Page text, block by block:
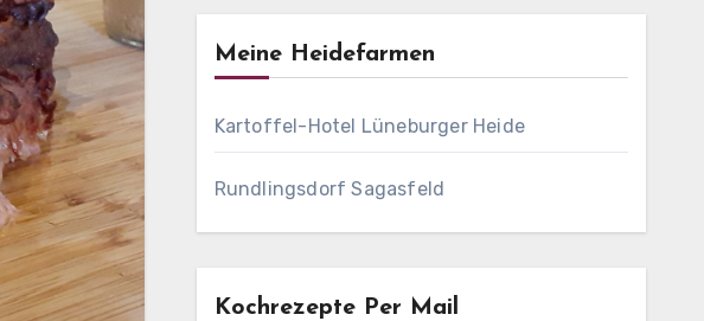
Meine Heidefarmen
Kartoffel-Hotel Lüneburger Heide
Rundlingsdorf Sagasfeld
Kochrezepte Per Mail